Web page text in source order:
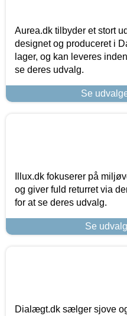
Aurea.dk tilbyder et stort
designet og produceret i
lager, og kan leveres
se deres udvalg.
Se
Illux.dk fokuserer på
og giver fuld returret via
for at se deres udvalg.
Se
Dialægt.dk sælger sjove